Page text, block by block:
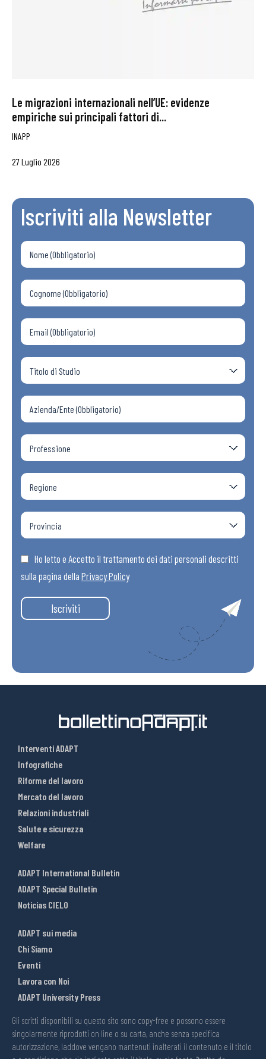
Le migrazioni internazionali nell’UE: evidenze
empiriche sui principali fattori di...
INAPP
27 Luglio 2026
Iscriviti alla Newsletter
Ho letto e Accetto il trattamento dei dati personali descritti
sulla pagina della Privacy Policy
Iscriviti
Interventi ADAPT
Infografiche
Riforme del lavoro
Mercato del lavoro
Relazioni industriali
Salute e sicurezza
Welfare
ADAPT International Bulletin
ADAPT Special Bulletin
Noticias CIELO
ADAPT sui media
Chi Siamo
Eventi
Lavora con Noi
ADAPT University Press
Gli scritti disponibili su questo sito sono copy-free e possono essere
singolarmente riprodotti on line o su carta, anche senza specifica
autorizzazione, laddove vengano mantenuti inalterati il contenuto e il titolo